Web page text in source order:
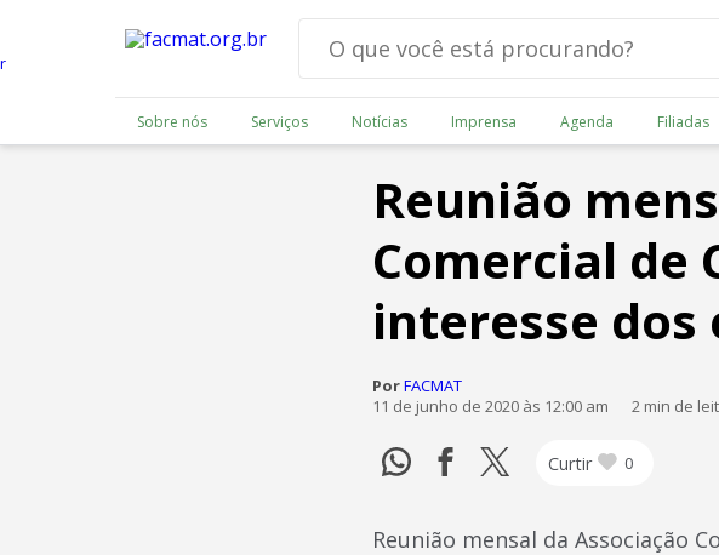
Sobre nós Serviços Notícias Imprensa Agenda Filiadas
Reunião
Comercial de
interesse
PorFACMAT
11 de junho de 2020 às 12:00 am
2 min de
Curtir 0
Reunião mensal da Associação